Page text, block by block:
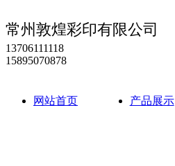
常州敦煌彩印有限公司
13706111118
15895070878
网站首页 产品展示